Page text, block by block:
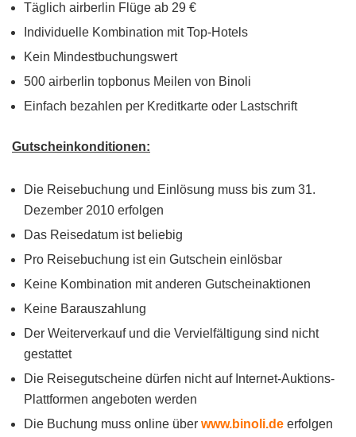
Täglich airberlin Flüge ab 29 €
Individuelle Kombination mit Top-Hotels
Kein Mindestbuchungswert
500 airberlin topbonus Meilen von Binoli
Einfach bezahlen per Kreditkarte oder Lastschrift
Gutscheinkonditionen:
Die Reisebuchung und Einlösung muss bis zum 31.
Dezember 2010 erfolgen
Das Reisedatum ist beliebig
Pro Reisebuchung ist ein Gutschein einlösbar
Keine Kombination mit anderen Gutscheinaktionen
Keine Barauszahlung
Der Weiterverkauf und die Vervielfältigung sind nicht
gestattet
Die Reisegutscheine dürfen nicht auf Internet-Auktions-
Plattformen angeboten werden
Die Buchung muss online über www.binoli.de erfolgen